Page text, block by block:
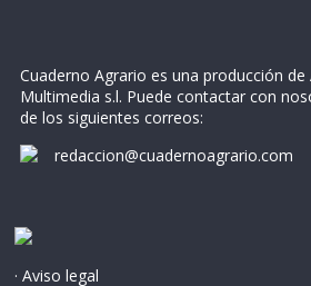
Cuaderno Agrario es una producción de
Multimedia s.l. Puede contactar con
de los siguientes correos:
redaccion@cuadernoagrario.com
· Aviso legal